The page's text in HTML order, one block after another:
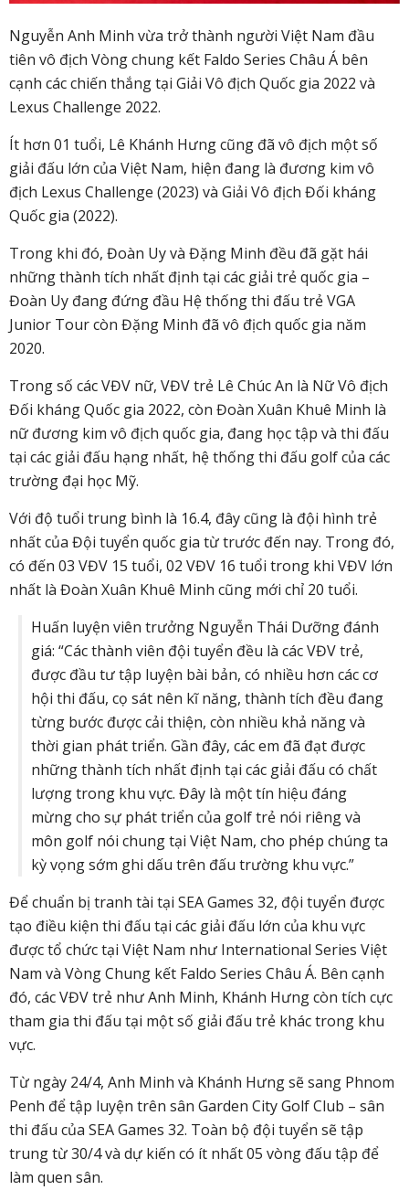
Nguyễn Anh Minh vừa trở thành người Việt Nam đầu
tiên vô địch Vòng chung kết Faldo Series Châu Á bên
cạnh các chiến thắng tại Giải Vô địch Quốc gia 2022 và
Lexus Challenge 2022.
Ít hơn 01 tuổi, Lê Khánh Hưng cũng đã vô địch một số
giải đấu lớn của Việt Nam, hiện đang là đương kim vô
địch Lexus Challenge (2023) và Giải Vô địch Đối kháng
Quốc gia (2022).
Trong khi đó, Đoàn Uy và Đặng Minh đều đã gặt hái
những thành tích nhất định tại các giải trẻ quốc gia –
Đoàn Uy đang đứng đầu Hệ thống thi đấu trẻ VGA
Junior Tour còn Đặng Minh đã vô địch quốc gia năm
2020.
Trong số các VĐV nữ, VĐV trẻ Lê Chúc An là Nữ Vô địch
Đối kháng Quốc gia 2022, còn Đoàn Xuân Khuê Minh là
nữ đương kim vô địch quốc gia, đang học tập và thi đấu
tại các giải đấu hạng nhất, hệ thống thi đấu golf của các
trường đại học Mỹ.
Với độ tuổi trung bình là 16.4, đây cũng là đội hình trẻ
nhất của Đội tuyển quốc gia từ trước đến nay. Trong đó,
có đến 03 VĐV 15 tuổi, 02 VĐV 16 tuổi trong khi VĐV lớn
nhất là Đoàn Xuân Khuê Minh cũng mới chỉ 20 tuổi.
Huấn luyện viên trưởng Nguyễn Thái Dưỡng đánh
giá: “Các thành viên đội tuyển đều là các VĐV trẻ,
được đầu tư tập luyện bài bản, có nhiều hơn các cơ
hội thi đấu, cọ sát nên kĩ năng, thành tích đều đang
từng bước được cải thiện, còn nhiều khả năng và
thời gian phát triển. Gần đây, các em đã đạt được
những thành tích nhất định tại các giải đấu có chất
lượng trong khu vực. Đây là một tín hiệu đáng
mừng cho sự phát triển của golf trẻ nói riêng và
môn golf nói chung tại Việt Nam, cho phép chúng ta
kỳ vọng sớm ghi dấu trên đấu trường khu vực.”
Để chuẩn bị tranh tài tại SEA Games 32, đội tuyển được
tạo điều kiện thi đấu tại các giải đấu lớn của khu vực
được tổ chức tại Việt Nam như International Series Việt
Nam và Vòng Chung kết Faldo Series Châu Á. Bên cạnh
đó, các VĐV trẻ như Anh Minh, Khánh Hưng còn tích cực
tham gia thi đấu tại một số giải đấu trẻ khác trong khu
vực.
Từ ngày 24/4, Anh Minh và Khánh Hưng sẽ sang Phnom
Penh để tập luyện trên sân Garden City Golf Club – sân
thi đấu của SEA Games 32. Toàn bộ đội tuyển sẽ tập
trung từ 30/4 và dự kiến có ít nhất 05 vòng đấu tập để
làm quen sân.